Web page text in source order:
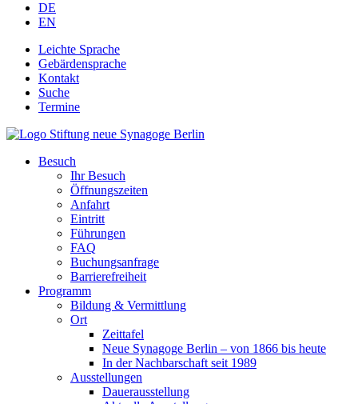
DE
EN
Leichte Sprache
Gebärdensprache
Kontakt
Suche
Termine
Besuch
Ihr Besuch
Öffnungszeiten
Anfahrt
Eintritt
Führungen
FAQ
Buchungsanfrage
Barrierefreiheit
Programm
Bildung & Vermittlung
Ort
Zeittafel
Neue Synagoge Berlin – von 1866 bis heute
In der Nachbarschaft seit 1989
Ausstellungen
Dauerausstellung